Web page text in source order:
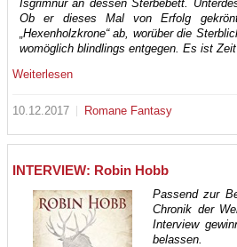
Isgrimnur an dessen Sterbebett.
Ob er dieses Mal von Erfolg
„Hexenholzkrone“ ab, worüber die
womöglich blindlings entgegen. Es ist
Weiterlesen
10.12.2017 Romane Fantasy
INTERVIEW: Robin Hobb
Passend zur
Chronik der
Interview
belassen.